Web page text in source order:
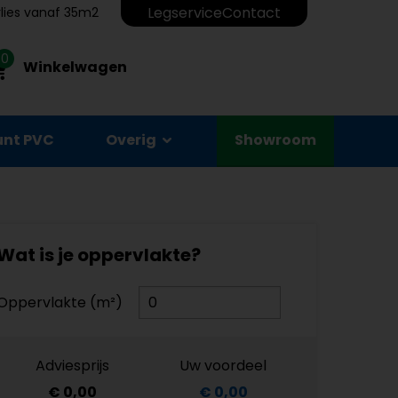
vanaf 35m2 LegserviceContact
0 Winkelwagen
PVC Overig Showroom
is je oppervlakte?
(m²)
Adviesprijs
€ 0,00
Uw voordeel
€ 0,00